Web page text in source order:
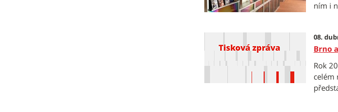
ním i
08.
Brno
Rok
celém